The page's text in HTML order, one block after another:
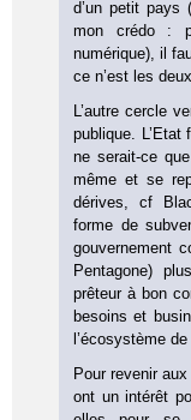
d’un petit pays
mon crédo :
numérique), il
ce n’est les deux.
L’autre cercle
publique. L’Etat
ne serait-ce
même et se
dérives, cf
forme de
gouvernement
Pentagone)
prêteur à bon
besoins et
l’écosystème de
Pour revenir
ont un intérêt